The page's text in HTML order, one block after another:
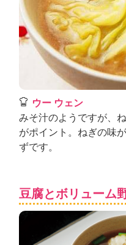
ウー ウェン
みそ汁のようですが、
がポイント。ねぎの味
ずです。
豆腐とボリューム